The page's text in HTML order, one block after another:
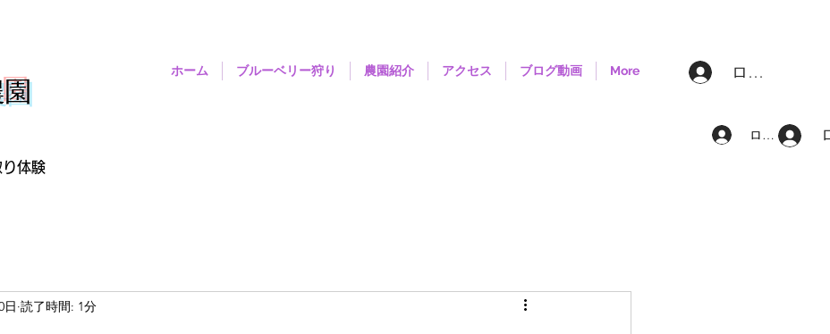
ホーム ブルーベリー狩り 農園紹介 アクセス ブログ動画 More ログイン
体験
日 読了時間: 1分
ログイン